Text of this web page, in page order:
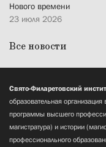
Нового времени
23 июля 2026
Все новости
Свято-Филаретовский
образовательная
программы высшего
магистратура) и истории
профессионального